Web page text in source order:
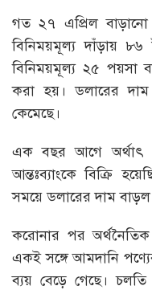
গত ২৭ এপ্রিল
বিনিময়মূল্য দাঁড়ায়
বিনিময়মূল্য ২৫ পয়সা
করা হয়। ডলারের
কেমেছে।
এক বছর আগে অর্থাৎ
আন্তঃব্যাংকে বিক্রি
সময়ে ডলারের দাম
করোনার পর অর্থনৈতিক
একই সঙ্গে আমদানি
ব্যয় বেড়ে গেছে।